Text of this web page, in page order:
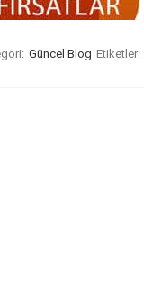
Güncel Blog Etiketler: